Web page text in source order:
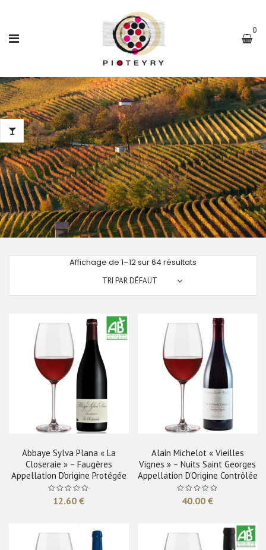
0
Affichage de 1–12 sur 64 résultats
TRI PAR DÉFAUT
Abbaye Sylva Plana « La
Closeraie » – Faugères
Appellation D’origine Protégée
12.60 €
Alain Michelot « Vieilles
Vignes » – Nuits Saint Georges
Appellation D’Origine Contrôlée
40.00 €